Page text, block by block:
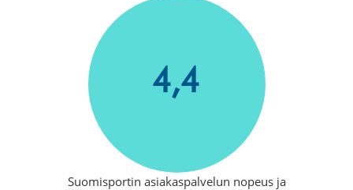
4,4
Suomisportin asiakaspalvelun nopeus ja